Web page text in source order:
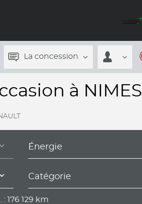
La concession
à NIMES
Énergie
Catégorie
: 176 129 km